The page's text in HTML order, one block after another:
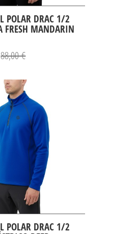
POLAR DRAC 1/2
FRESH MANDARIN
88,00 €
POLAR DRAC 1/2